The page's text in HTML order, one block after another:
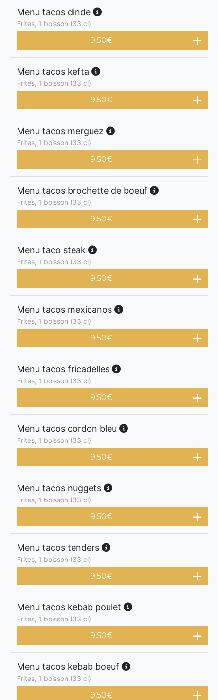
Menu tacos dinde
Frites, 1 boisson (33 cl)
9.50€
Menu tacos kefta
Frites, 1 boisson (33 cl)
9.50€
Menu tacos merguez
Frites, 1 boisson (33 cl)
9.50€
Menu tacos brochette de boeuf
Frites, 1 boisson (33 cl)
9.50€
Menu taco steak
Frites, 1 boisson (33 cl)
9.50€
Menu tacos mexicanos
Frites, 1 boisson (33 cl)
9.50€
Menu tacos fricadelles
Frites, 1 boisson (33 cl)
9.50€
Menu tacos cordon bleu
Frites, 1 boisson (33 cl)
9.50€
Menu tacos nuggets
Frites, 1 boisson (33 cl)
9.50€
Menu tacos tenders
Frites, 1 boisson (33 cl)
9.50€
Menu tacos kebab poulet
Frites, 1 boisson (33 cl)
9.50€
Menu tacos kebab boeuf
Frites, 1 boisson (33 cl)
9.50€